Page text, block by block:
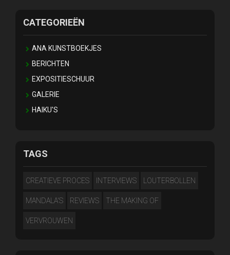
CATEGORIEËN
ANA KUNSTBOEKJES
BERICHTEN
EXPOSITIESCHUUR
GALERIE
HAIKU'S
TAGS
CREATIEVE PROCES INTERVIEWS LOUTERBOLLEN
MANDALA'S REVIEWS THE MAKING OF
VERVROUWEN